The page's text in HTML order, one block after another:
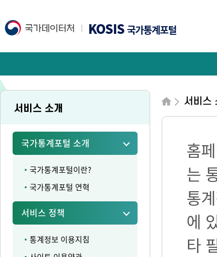
KOSIS국가통계포털
서비스 소개
국가통계포털 소개
국가통계포털이란?
국가통계포털 연혁
서비스 정책
통계정보 이용지침
서비스
홈
는
통
에
타